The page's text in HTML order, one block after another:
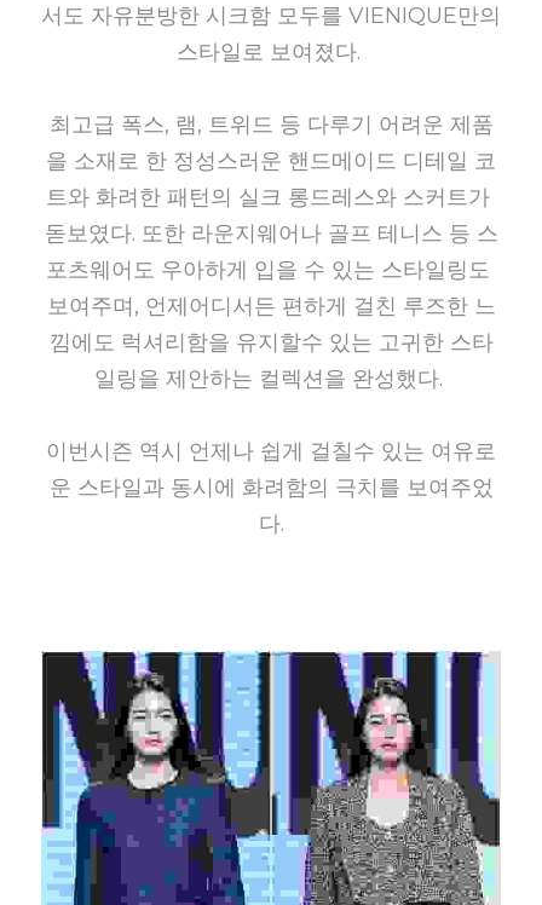
서도 자유분방한 시크함 모두를 VIENIQUE만의
스타일로 보여졌다.
최고급 폭스, 램, 트위드 등 다루기 어려운 제품
을 소재로 한 정성스러운 핸드메이드 디테일 코
트와 화려한 패턴의 실크 롱드레스와 스커트가
돋보였다. 또한 라운지웨어나 골프 테니스 등 스
포츠웨어도 우아하게 입을 수 있는 스타일링도
보여주며, 언제어디서든 편하게 걸친 루즈한 느
낌에도 럭셔리함을 유지할수 있는 고귀한 스타
일링을 제안하는 컬렉션을 완성했다.
이번시즌 역시 언제나 쉽게 걸칠수 있는 여유로
운 스타일과 동시에 화려함의 극치를 보여주었
다.